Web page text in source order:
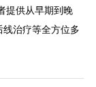
提供从早期到晚
治疗等全方位多